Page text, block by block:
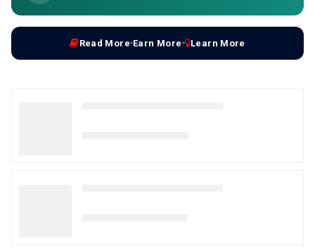
Read More Earn More Learn More